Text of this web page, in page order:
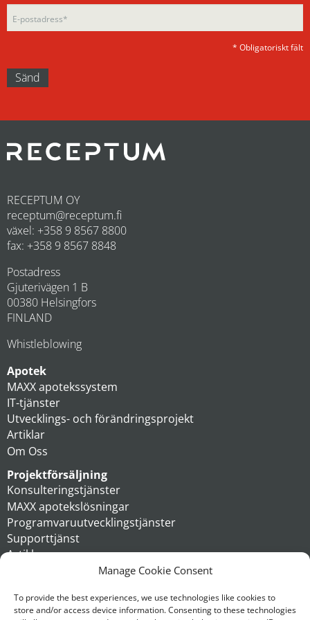
Manage Cookie Consent
To provide the best experiences, we use technologies like cookies to
store and/or access device information. Consenting to these technologies
* Obligatoriskt fält
RECEPTUM OY
receptum@receptum.fi
växel: +358 9 8567 8800
fax: +358 9 8567 8848
Postadress
Gjuterivägen 1 B
00380 Helsingfors
FINLAND
Whistleblowing
Apotek
MAXX apotekssystem
IT-tjänster
Utvecklings- och förändringsprojekt
Artiklar
Om Oss
Projektförsäljning
Konsulteringstjänster
MAXX apotekslösningar
Programvaruutvecklingstjänster
Supporttjänst
Artiklar
Koncern